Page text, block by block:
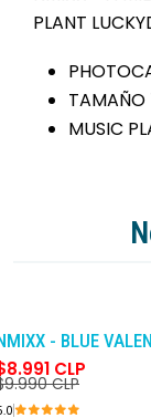
PLANT
TAMAÑO
MUSIC
- BLUE
CLP
CLP